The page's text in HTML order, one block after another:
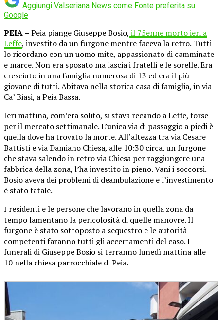
Aggiungi Valseriana News come Fonte preferita su
Google
PEIA – Peia piange Giuseppe Bosio, il 75enne morto ieri a
Leffe, investito da un furgone mentre faceva la retro. Tutti
lo ricordano con un uomo mite, appassionato di camminate
e marce. Non era sposato ma lascia i fratelli e le sorelle. Era
cresciuto in una famiglia numerosa di 13 ed era il più
giovane di tutti. Abitava nella storica casa di famiglia, in via
Ca’ Biasi, a Peia Bassa.
Ieri mattina, com’era solito, si stava recando a Leffe, forse
per il mercato settimanale. L’unica via di passaggio a piedi è
quella dove ha trovato la morte. All’altezza tra via Cesare
Battisti e via Damiano Chiesa, alle 10:30 circa, un furgone
che stava salendo in retro via Chiesa per raggiungere una
fabbrica della zona, l’ha investito in pieno. Vani i soccorsi.
Bosio aveva dei problemi di deambulazione e l’investimento
è stato fatale.
I residenti e le persone che lavorano in quella zona da
tempo lamentano la pericolosità di quelle manovre. Il
furgone è stato sottoposto a sequestro e le autorità
competenti faranno tutti gli accertamenti del caso. I
funerali di Giuseppe Bosio si terranno lunedì mattina alle
10 nella chiesa parrocchiale di Peia.